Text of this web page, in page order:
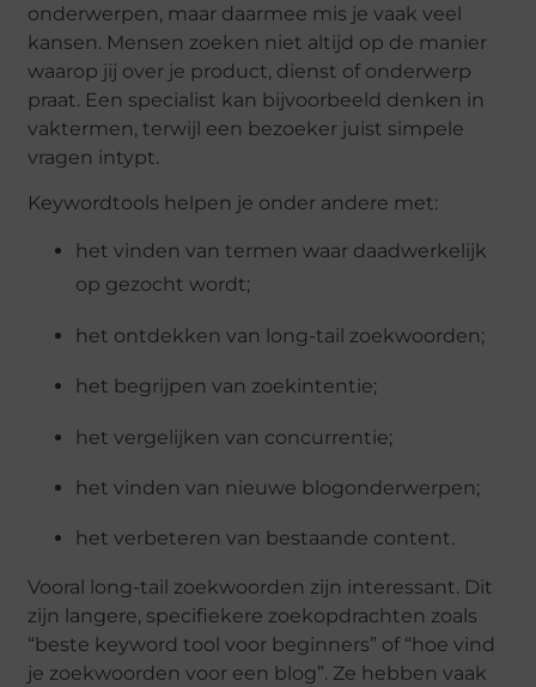
onderwerpen, maar daarmee mis je vaak veel
kansen. Mensen zoeken niet altijd op de manier
waarop jij over je product, dienst of onderwerp
praat. Een specialist kan bijvoorbeeld denken in
vaktermen, terwijl een bezoeker juist simpele
vragen intypt.
Keywordtools helpen je onder andere met:
het vinden van termen waar daadwerkelijk
op gezocht wordt;
het ontdekken van long-tail zoekwoorden;
het begrijpen van zoekintentie;
het vergelijken van concurrentie;
het vinden van nieuwe blogonderwerpen;
het verbeteren van bestaande content.
Vooral long-tail zoekwoorden zijn interessant. Dit
zijn langere, specifiekere zoekopdrachten zoals
“beste keyword tool voor beginners” of “hoe vind
je zoekwoorden voor een blog”. Ze hebben vaak